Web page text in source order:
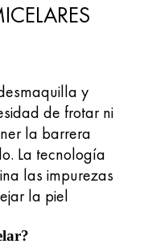
y
de frotar ni
la barrera
La tecnología
las impurezas
la piel